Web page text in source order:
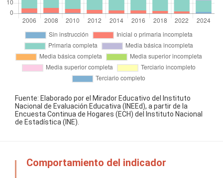
Fuente: Elaborado por el Mirador Educativo del Instituto
Nacional de Evaluación Educativa (INEEd), a partir de la
Encuesta Continua de Hogares (ECH) del Instituto Nacional
de Estadística (INE).
Comportamiento del indicador